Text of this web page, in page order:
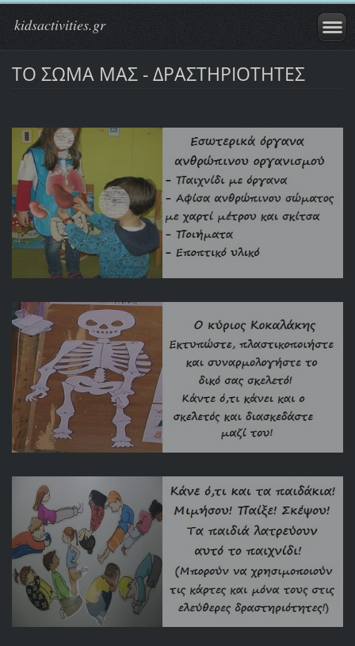
kidsactivities.gr
ΤΟ ΣΩΜΑ ΜΑΣ - ΔΡΑΣΤΗΡΙΟΤΗΤΕΣ